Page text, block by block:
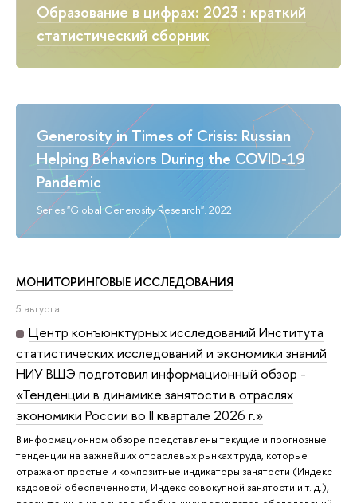
Образование в цифрах: 2023 : краткий
статистический сборник
Generosity in Times of Crisis: Russian
Helping Behaviors During the COVID-19
Pandemic
Series "Global Generosity Research". 2022
МОНИТОРИНГОВЫЕ ИССЛЕДОВАНИЯ
5 августа
Центр конъюнктурных исследований Института
статистических исследований и экономики знаний
НИУ ВШЭ подготовил информационный обзор -
«Тенденции в динамике занятости в отраслях
экономики России во II квартале 2026 г.»
В информационном обзоре представлены текущие и прогнозные
тенденции на важнейших отраслевых рынках труда, которые
отражают простые и композитные индикаторы занятости (Индекс
кадровой обеспеченности, Индекс совокупной занятости и т. д.),